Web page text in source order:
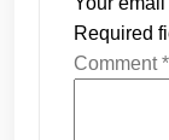
Required
Comment*